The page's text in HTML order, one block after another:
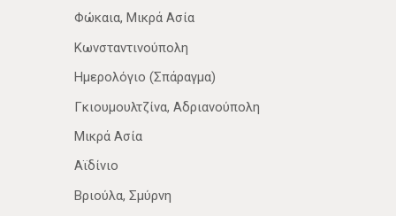
Φώκαια, Μικρά Ασία
Κωνσταντινούπολη
Ημερολόγιο (Σπάραγμα)
Γκιουμουλτζίνα, Αδριανούπολη
Μικρά Ασία
Αϊδίνιο
Βριούλα, Σμύρνη